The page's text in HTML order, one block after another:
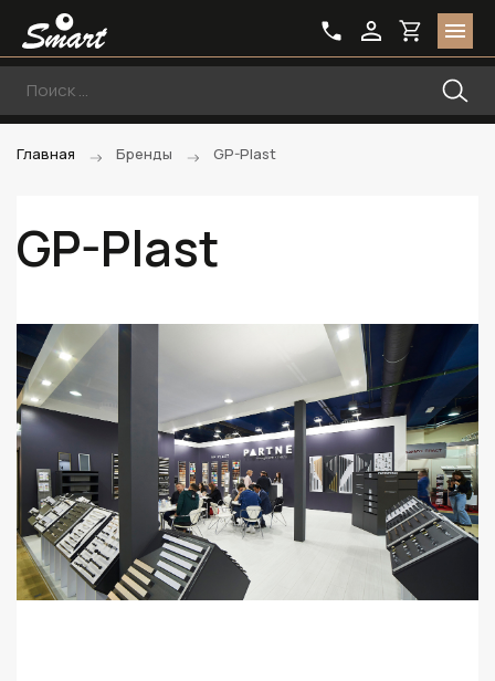
Главная Бренды GP-Plast
GP-Plast